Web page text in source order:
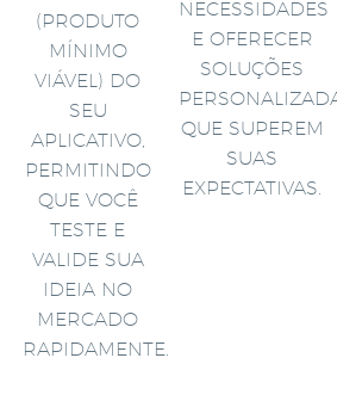
(PRODUTO
MÍNIMO
VIÁVEL) DO
SEU
APLICATIVO,
PERMITINDO
QUE VOCÊ
TESTE E
VALIDE SUA
IDEIA NO
MERCADO
RAPIDAMENTE.
NECESSIDADES
E OFERECER
SOLUÇÕES
QUE SUPEREM
SUAS
EXPECTATIVAS.